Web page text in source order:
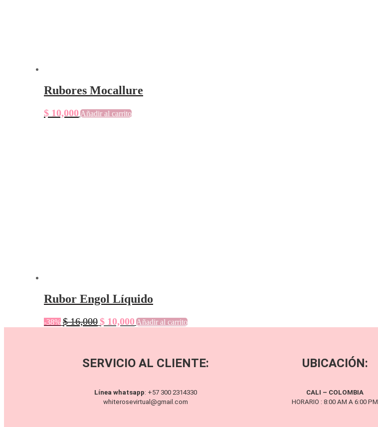
Rubores Mocallure
$ 10,000Añadir al carrito
Rubor Engol Líquido
-38% $16,000$ 10,000Añadir al carrito
SERVICIO AL CLIENTE:
Línea whatsapp: +57 300 2314330
whiterosevirtual@gmail.com
UBICACIÓN:
CALI – COLOMBIA
HORARIO : 8:00 AM A 6:00 PM